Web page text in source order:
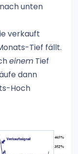
unten
verkauft
Tief fällt.
einem Tief
dann
Hoch